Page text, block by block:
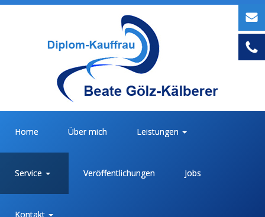
Home Über mich Leistungen
Service Veröffentlichungen Jobs
Kontakt